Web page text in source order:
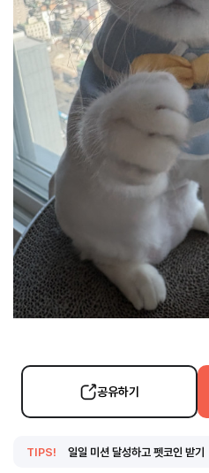
공유하기
TIPS! 일일 미션 달성하고 펫코인 받기